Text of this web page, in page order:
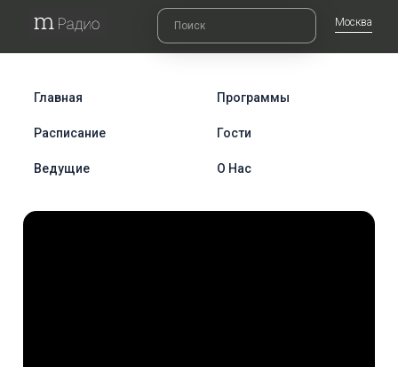
Москва
Главная Программы
Расписание Гости
Ведущие О Нас